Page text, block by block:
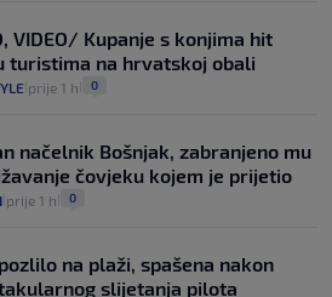
VIDEO/ Kupanje s konjima hit
turistima na hrvatskoj obali
prije 1 h 0
načelnik Bošnjak, zabranjeno mu
čovjeku kojem je prijetio
prije 1 h 0
na plaži, spašena nakon
slijetanja pilota